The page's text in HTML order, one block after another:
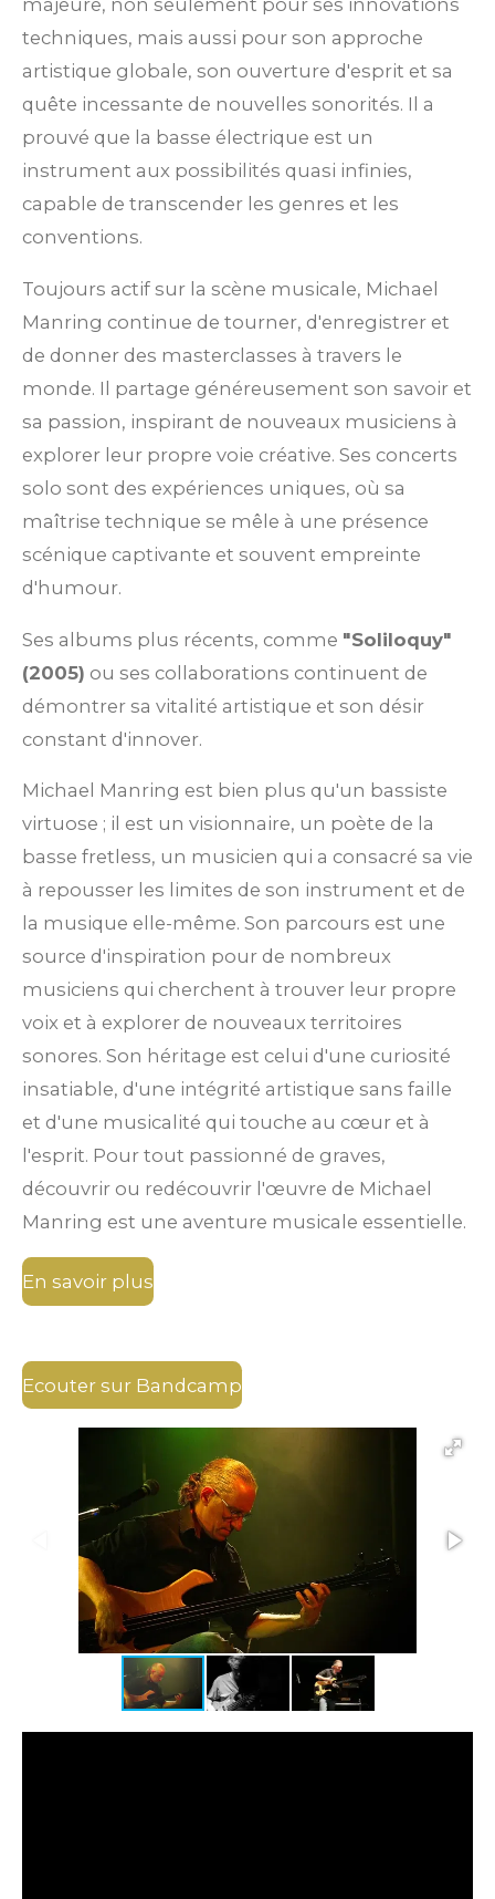
majeure, non seulement pour ses innovations
techniques, mais aussi pour son approche
artistique globale, son ouverture d'esprit et sa
quête incessante de nouvelles sonorités. Il a
prouvé que la basse électrique est un
instrument aux possibilités quasi infinies,
capable de transcender les genres et les
conventions.
Toujours actif sur la scène musicale, Michael
Manring continue de tourner, d'enregistrer et
de donner des masterclasses à travers le
monde. Il partage généreusement son savoir et
sa passion, inspirant de nouveaux musiciens à
explorer leur propre voie créative. Ses concerts
solo sont des expériences uniques, où sa
maîtrise technique se mêle à une présence
scénique captivante et souvent empreinte
d'humour.
Ses albums plus récents, comme "Soliloquy"
(2005) ou ses collaborations continuent de
démontrer sa vitalité artistique et son désir
constant d'innover.
Michael Manring est bien plus qu'un bassiste
virtuose ; il est un visionnaire, un poète de la
basse fretless, un musicien qui a consacré sa vie
à repousser les limites de son instrument et de
la musique elle-même. Son parcours est une
source d'inspiration pour de nombreux
musiciens qui cherchent à trouver leur propre
voix et à explorer de nouveaux territoires
sonores. Son héritage est celui d'une curiosité
insatiable, d'une intégrité artistique sans faille
et d'une musicalité qui touche au cœur et à
l'esprit. Pour tout passionné de graves,
découvrir ou redécouvrir l'œuvre de Michael
Manring est une aventure musicale essentielle.
En savoir plus
Ecouter sur Bandcamp